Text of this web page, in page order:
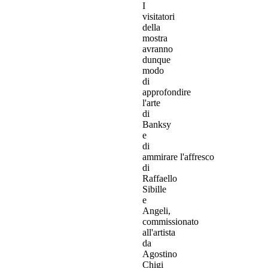
I
visitatori
della
mostra
avranno
dunque
modo
di
approfondire
l'arte
di
Banksy
e
di
ammirare l'affresco
di
Raffaello
Sibille
e
Angeli,
commissionato
all'artista
da
Agostino
Chigi